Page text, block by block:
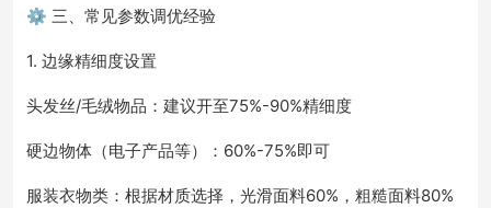
⚙️ 三、常见参数调优经验
1. 边缘精细度设置
头发丝/毛绒物品：建议开至75%-90%精细度
硬边物体（电子产品等）：60%-75%即可
服装衣物类：根据材质选择，光滑面料60%，粗糙面料80%